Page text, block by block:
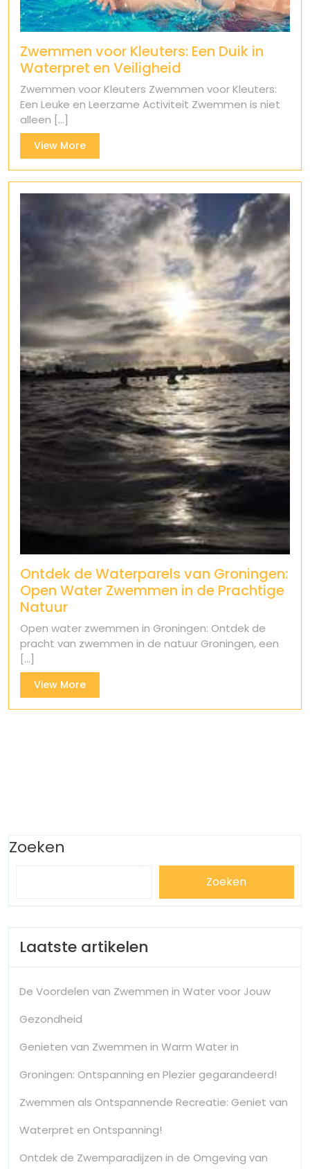
Zwemmen voor Kleuters: Een Duik in
Waterpret en Veiligheid
Zwemmen voor Kleuters Zwemmen voor Kleuters:
Een Leuke en Leerzame Activiteit Zwemmen is niet
alleen [...]
View MoreView
More
Ontdek de Waterparels van Groningen:
Open Water Zwemmen in de Prachtige
Natuur
Open water zwemmen in Groningen: Ontdek de
pracht van zwemmen in de natuur Groningen, een
[...]
View MoreView
More
Zoeken
Zoeken
Laatste artikelen
De Voordelen van Zwemmen in Water voor Jouw
Gezondheid
Genieten van Zwemmen in Warm Water in
Groningen: Ontspanning en Plezier gegarandeerd!
Zwemmen als Ontspannende Recreatie: Geniet van
Waterpret en Ontspanning!
Ontdek de Zwemparadijzen in de Omgeving van